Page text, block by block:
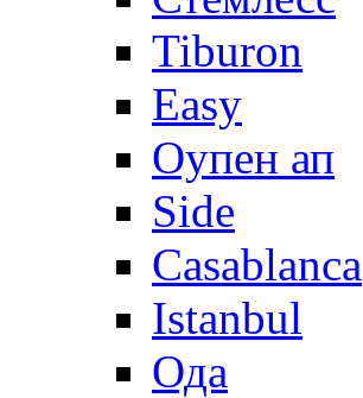
Tiburon
Easy
Оупен ап
Side
Casablanca
Istanbul
Ода